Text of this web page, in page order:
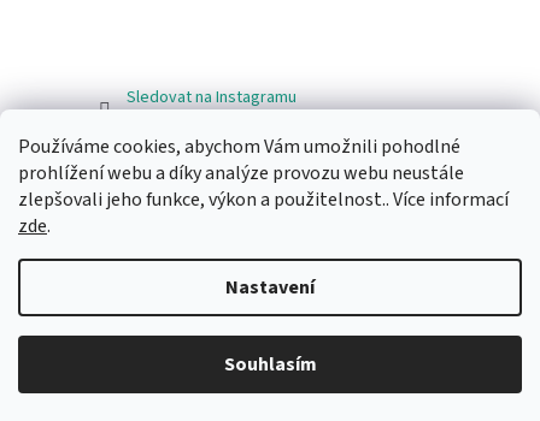
Používáme cookies, abychom Vám umožnili pohodlné
prohlížení webu a díky analýze provozu webu neustále
zlepšovali jeho funkce, výkon a použitelnost.. Více informací
zde.
Nastavení
Souhlasím
Sledovat na Instagramu
Facebook
Vytvořil Shoptet
Ragos.cz. Všechna práva vyhrazena.